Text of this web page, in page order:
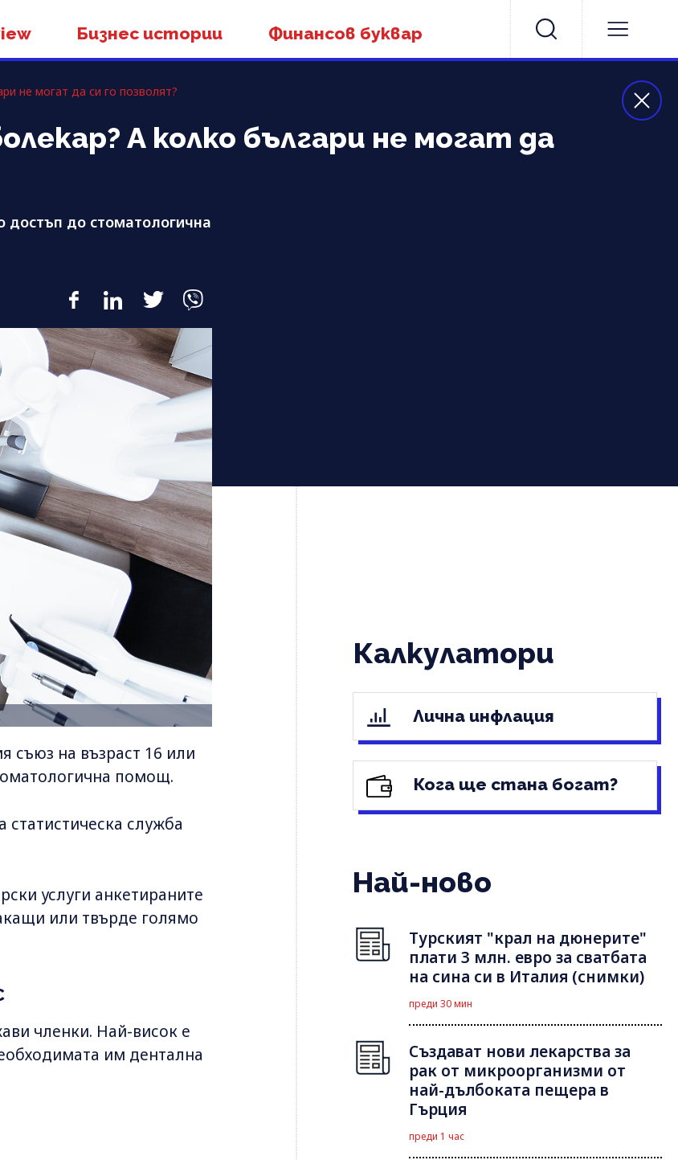
Бизнес истории Финансов буквар
не могат да си го позволят?
А колко българи не могат да
достъп до стоматологична
съюз на възраст 16 или
помощ.
служба
услуги анкетираните
или твърде голямо
членки. Най-висок е
им дентална
Калкулатори
Лична инфлация
Кога ще стана богат?
Най-ново
Турският "крал на дюнерите"
плати 3 млн. евро за сватбата
на сина си в Италия (снимки)
преди 30 мин
Създават нови лекарства за
рак от микроорганизми от
най-дълбоката пещера в
Гърция
преди 1 час